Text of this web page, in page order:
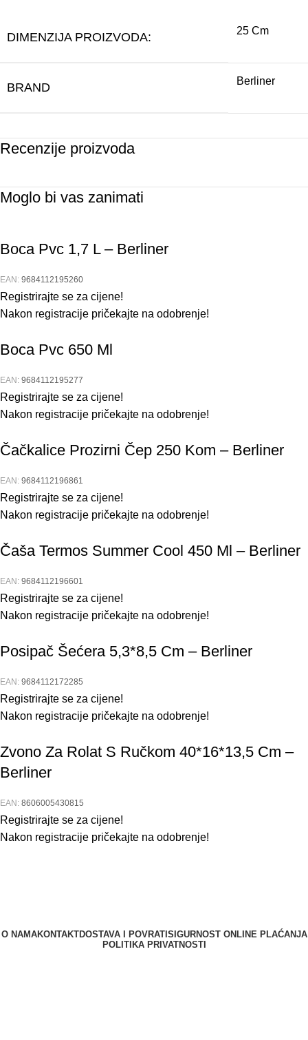
DIMENZIJA PROIZVODA: 25 Cm
BRAND Berliner
Recenzije proizvoda
Moglo bi vas zanimati
Boca Pvc 1,7 L – Berliner
EAN: 9684112195260
Registrirajte se za cijene!
Nakon registracije pričekajte na odobrenje!
Boca Pvc 650 Ml
EAN: 9684112195277
Registrirajte se za cijene!
Nakon registracije pričekajte na odobrenje!
Čačkalice Prozirni Čep 250 Kom – Berliner
EAN: 9684112196861
Registrirajte se za cijene!
Nakon registracije pričekajte na odobrenje!
Čaša Termos Summer Cool 450 Ml – Berliner
EAN: 9684112196601
Registrirajte se za cijene!
Nakon registracije pričekajte na odobrenje!
Posipač Šećera 5,3*8,5 Cm – Berliner
EAN: 9684112172285
Registrirajte se za cijene!
Nakon registracije pričekajte na odobrenje!
Zvono Za Rolat S Ručkom 40*16*13,5 Cm –
Berliner
EAN: 8606005430815
Registrirajte se za cijene!
Nakon registracije pričekajte na odobrenje!
O NAMAKONTAKTDOSTAVA I POVRATI SIGURNOST ONLINE PLAĆANJA
POLITIKA PRIVATNOSTI